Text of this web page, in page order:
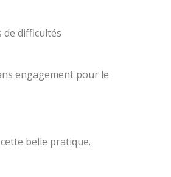
de difficultés
engagement pour le
belle pratique.